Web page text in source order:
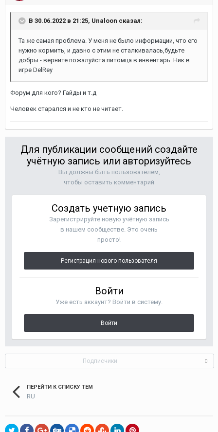
В 30.06.2022 в 21:25, Unaloon сказал:
Та же самая проблема. У меня не было информации, что его
нужно кормить, и давно с этим не сталкивалась,будьте
добры - верните пожалуйста питомца в инвентарь. Ник в
игре DelRey
Форум для кого? Гайды и т.д
Человек старался и не кто не читает.
Для публикации сообщений создайте
учётную запись или авторизуйтесь
Вы должны быть пользователем,
чтобы оставить комментарий
Создать учетную запись
Зарегистрируйте новую учётную запись
в нашем сообществе. Это очень
просто!
Регистрация нового пользователя
Войти
Уже есть аккаунт? Войти в систему.
Войти
Подписчики 0
ПЕРЕЙТИ К СПИСКУ ТЕМ
RU